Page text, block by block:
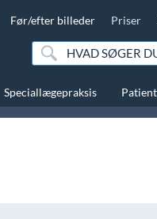
Før/efter billeder Priser
Speciallægepraksis